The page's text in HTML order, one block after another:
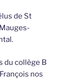
de St
du collège B
nos